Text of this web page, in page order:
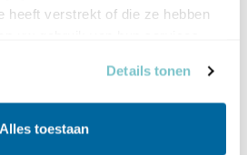
heeft verstrekt of die ze hebben
Details tonen
Alles toestaan